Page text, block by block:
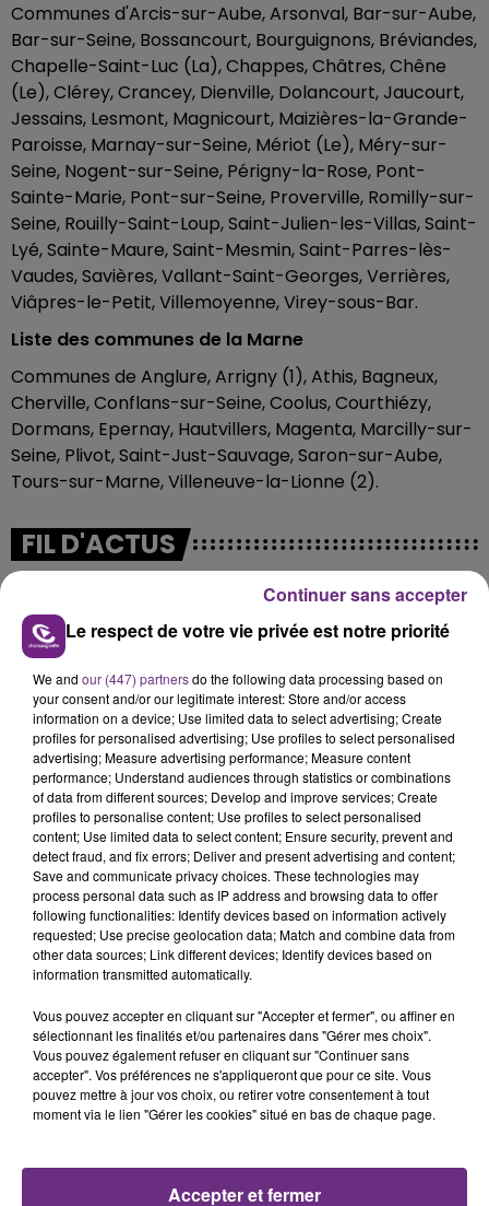
Communes d'Arcis-sur-Aube, Arsonval, Bar-sur-Aube,
Bar-sur-Seine, Bossancourt, Bourguignons, Bréviandes,
Chapelle-Saint-Luc (La), Chappes, Châtres, Chêne
(Le), Clérey, Crancey, Dienville, Dolancourt, Jaucourt,
Jessains, Lesmont, Magnicourt, Maizières-la-Grande-
Paroisse, Marnay-sur-Seine, Mériot (Le), Méry-sur-
Seine, Nogent-sur-Seine, Périgny-la-Rose, Pont-
Sainte-Marie, Pont-sur-Seine, Proverville, Romilly-sur-
Seine, Rouilly-Saint-Loup, Saint-Julien-les-Villas, Saint-
Lyé, Sainte-Maure, Saint-Mesmin, Saint-Parres-lès-
Vaudes, Savières, Vallant-Saint-Georges, Verrières,
Viâpres-le-Petit, Villemoyenne, Virey-sous-Bar.
Liste des communes de la Marne
Communes de Anglure, Arrigny (1), Athis, Bagneux,
Cherville, Conflans-sur-Seine, Coolus, Courthiézy,
Dormans, Epernay, Hautvillers, Magenta, Marcilly-sur-
Seine, Plivot, Saint-Just-Sauvage, Saron-sur-Aube,
Tours-sur-Marne, Villeneuve-la-Lionne (2).
FIL D'ACTUS
LA CENTRALE NUCLÉAIRE DE CHOOZ
TOUJOURS À L'ARRÊT
Cela fait déjà une semaine que la centrale
nucléaire ardennaise est à l'arrêt. Une situation
justifiée par la sécheresse intense qui est toujours
présente.
LE MAGASIN JOUÉCLUB DE REIMS FERME
SES PORTES
C'était l'une des institutions du centre-ville
TITRES DIFFUSÉS
Le respect de votre vie privée est notre priorité
We and our (447) partnersdo the following data processing based on
your consent and/or our legitimate interest: Store and/or access
information on a device; Use limited data to select advertising; Create
profiles for personalised advertising; Use profiles to select personalised
advertising; Measure advertising performance; Measure content
performance; Understand audiences through statistics or combinations
of data from different sources; Develop and improve services; Create
profiles to personalise content; Use profiles to select personalised
content; Use limited data to select content; Ensure security, prevent and
detect fraud, and fix errors; Deliver and present advertising and content;
Save and communicate privacy choices. These technologies may
process personal data such as IP address and browsing data to offer
following functionalities: Identify devices based on information actively
requested; Use precise geolocation data; Match and combine data from
other data sources; Link different devices; Identify devices based on
information transmitted automatically.
Vous pouvez accepter en cliquant sur "Accepter et fermer", ou affiner en
sélectionnant les finalités et/ou partenaires dans "Gérer mes choix".
Vous pouvez également refuser en cliquant sur "Continuer sans
accepter". Vos préférences ne s'appliqueront que pour ce site. Vous
pouvez mettre à jour vos choix, ou retirer votre consentement à tout
moment via le lien "Gérer les cookies" situé en bas de chaque page.
Accepter et fermer
Continuer sans accepter